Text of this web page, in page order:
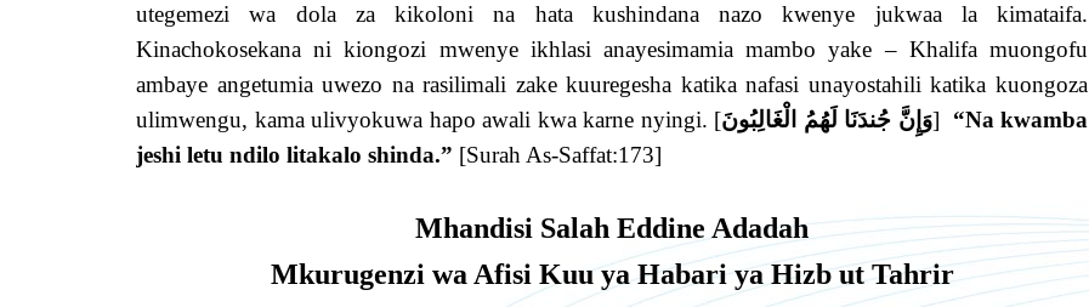
utegemezi wa dola za kikoloni na hata kushindana nazo kwenye jukwaa la kimataifa.
Kinachokosekana ni kiongozi mwenye ikhlasi anayesimamia mambo yake – Khalifa muongofu
ambaye angetumia uwezo na rasilimali zake kuuregesha katika nafasi unayostahili katika kuongoza
ulimwengu, kama ulivyokuwa hapo awali kwa karne nyingi. [وَإِنَّ جُندَنَا لَهُمُ الْغَالِبُونَ]
“Na kwamba
jeshi letu ndilo litakalo shinda.” [Surah As-Saffat:173]
Mhandisi Salah Eddine Adadah
Mkurugenzi wa Afisi Kuu ya Habari ya Hizb ut Tahrir